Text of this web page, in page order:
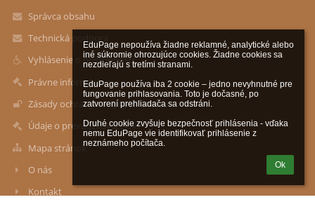
EduPage nepoužíva žiadne reklamné, analytické alebo
iné súkromie ohrozujúce cookies. Žiadne cookies sa
nezdieľajú s tretími stranami.
EduPage používa iba 2 cookie – jedno nevyhnutné pre
fungovanie prihlasovania. Toto je dočasné, po
zatvorení prehliadača sa odstráni.
Druhé cookie zvyšuje bezpečnosť prihlásenia - vďaka
nemu EduPage vie identifikovať prihlásenie z
neznámeho počítača.
Ok
Správca obsahu
Technická podpora
Vyhlásenie o prístupnosti
Právne informácie
Zásady ochrany osobných údajov
Údaje o prevádzkovateľovi
Mapa stránok
O nás
Kontakt